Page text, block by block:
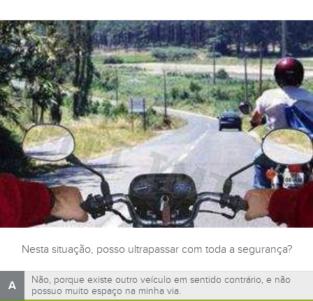
Nesta situação, posso ultrapassar com toda a segurança?
A
Não, porque existe outro veículo em sentido contrário, e não
possuo muito espaço na minha via.